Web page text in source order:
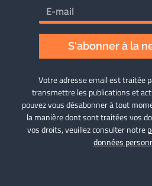
S'abonner à la
Votre adresse email est traitée
transmettre les publications et
pouvez vous désabonner à tout
la manière dont sont traitées vos
vos droits, veuillez consulter notre
données